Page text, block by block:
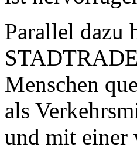
Parallel dazu
Menschen
als
und mit einer